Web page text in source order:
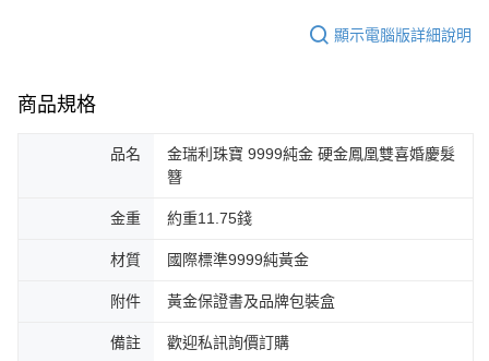
顯示電腦版詳細說明
商品規格
品名
金瑞利珠寶 9999純金 硬金鳳凰雙喜婚慶髮
簪
金重 約重11.75錢
材質 國際標準9999純黃金
附件 黃金保證書及品牌包裝盒
備註 歡迎私訊詢價訂購